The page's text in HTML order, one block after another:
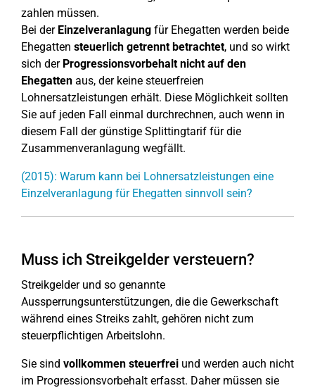
zahlen müssen.
Bei der Einzelveranlagung für Ehegatten werden beide
Ehegatten steuerlich getrennt betrachtet, und so wirkt
sich der Progressionsvorbehalt nicht auf den
Ehegatten aus, der keine steuerfreien
Lohnersatzleistungen erhält. Diese Möglichkeit sollten
Sie auf jeden Fall einmal durchrechnen, auch wenn in
diesem Fall der günstige Splittingtarif für die
Zusammenveranlagung wegfällt.
(2015): Warum kann bei Lohnersatzleistungen eine
Einzelveranlagung für Ehegatten sinnvoll sein?
Muss ich Streikgelder versteuern?
Streikgelder und so genannte
Aussperrungsunterstützungen, die die Gewerkschaft
während eines Streiks zahlt, gehören nicht zum
steuerpflichtigen Arbeitslohn.
Sie sind vollkommen steuerfrei und werden auch nicht
im Progressionsvorbehalt erfasst. Daher müssen sie